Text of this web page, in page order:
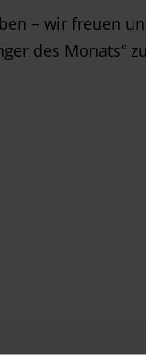
– wir freuen
des Monats“